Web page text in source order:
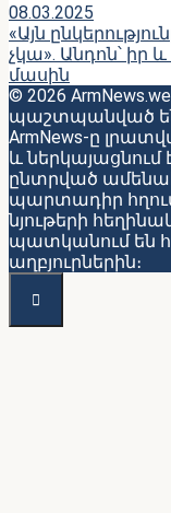
08.03.2025
«Այն
չկա». Անդոն՝ իր
մասին
© 2026
պաշտպանված
ArmNews-ը
և ներկայացնում
ընտրված
պարտադիր
նյութերի
պատկանում
աղբյուրներին։